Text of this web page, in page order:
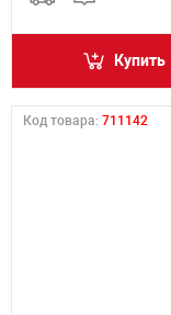
Купить
Код товара: 711142